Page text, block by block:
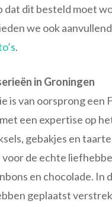
dat dit besteld moet
we ook
.
in Groningen
is van oorsprong een
een expertise op
gebakjes en
de echte
en chocolade. In
geplaatst